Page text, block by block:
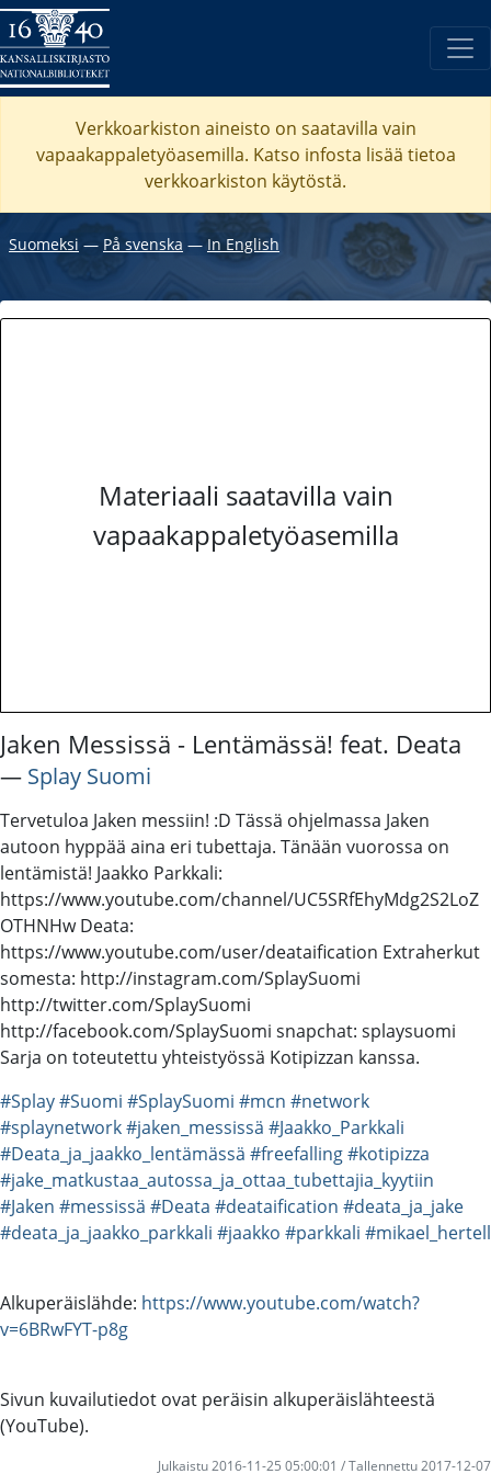
Verkkoarkiston aineisto on saatavilla vain
vapaakappaletyöasemilla. Katso infosta lisää tietoa
verkkoarkiston käytöstä.
Suomeksi ― På svenska ―In English
Materiaali saatavilla vain
vapaakappaletyöasemilla
Jaken Messissä - Lentämässä! feat. Deata
― Splay Suomi
Tervetuloa Jaken messiin! :D Tässä ohjelmassa Jaken
autoon hyppää aina eri tubettaja. Tänään vuorossa on
lentämistä! Jaakko Parkkali:
https://www.youtube.com/channel/UC5SRfEhyMdg2S2LoZ
OTHNHw Deata:
https://www.youtube.com/user/deataification Extraherkut
somesta: http://instagram.com/SplaySuomi
http://twitter.com/SplaySuomi
http://facebook.com/SplaySuomi snapchat: splaysuomi
Sarja on toteutettu yhteistyössä Kotipizzan kanssa.
#Splay#Suomi #SplaySuomi #mcn #network
#splaynetwork#jaken_messissä #Jaakko_Parkkali
#Deata_ja_jaakko_lentämässä #freefalling#kotipizza
#jake_matkustaa_autossa_ja_ottaa_tubettajia_kyytiin
#Jaken #messissä #Deata #deataification #deata_ja_jake
#deata_ja_jaakko_parkkali #jaakko #parkkali #mikael_hertell
Alkuperäislähde: https://www.youtube.com/watch?
v=6BRwFYT-p8g
Sivun kuvailutiedot ovat peräisin alkuperäislähteestä
(YouTube).
Julkaistu 2016-11-25 05:00:01 / Tallennettu 2017-12-07